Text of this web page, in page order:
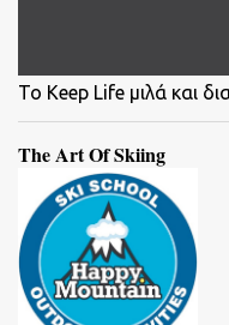
To Keep Life μιλά και
The Art Of Skiing